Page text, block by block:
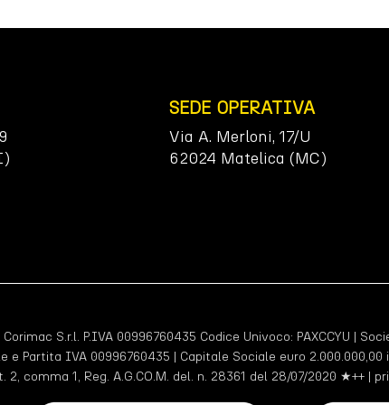
SEDE OPERATIVA
Via A. Merloni, 17/U
62024 Matelica (MC)
S.r.l. P.IVA 00996760435 Codice Univoco: PAXCCYU |
e Partita IVA 00996760435 | Capitale Sociale euro 2.000.000,00
comma 1, Reg. A.G.CO.M. del. n. 28361 del 28/07/2020 ★++ |